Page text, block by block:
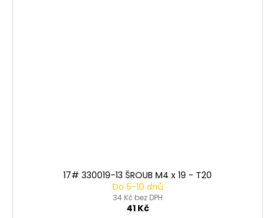
17# 330019-13 ŠROUB M4 x 19 - T20
Do 5-10 dnů
34 Kč bez DPH
41 Kč